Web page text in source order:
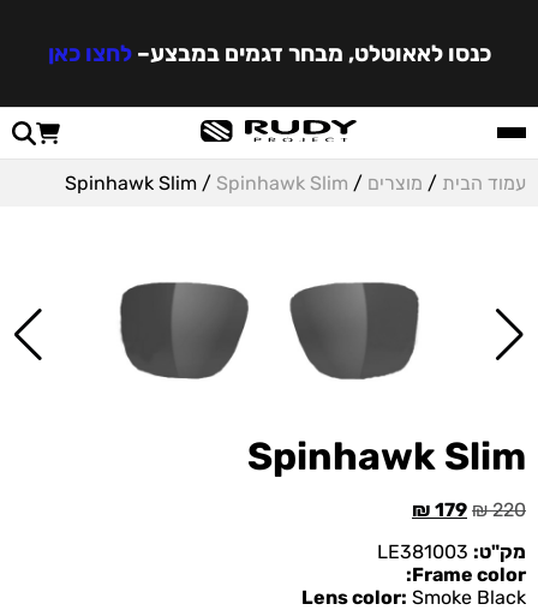
כנסו לאאוטלט, מבחר דגמים במבצע–לחצו כאן
עמוד הבית / מוצרים /
Spinhawk Slim
/ Spinhawk Slim
Spinhawk Slim
₪220
₪ 179
מק"ט:
Frame color:
Lens color: Smoke Black